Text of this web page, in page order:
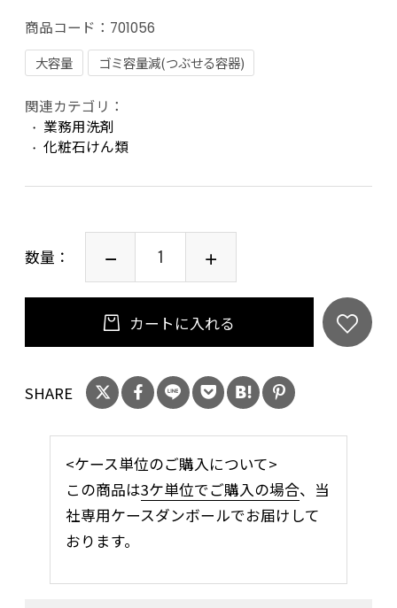
商品コード： 701056
大容量
ゴミ容量減(つぶせる容器)
関連カテゴリ：
業務用洗剤
化粧石けん類
数量：
カートに入れる
SHARE
<ケース単位のご購入について>
この商品は3ケ単位でご購入の場合、当
社専用ケースダンボールでお届けして
おります。